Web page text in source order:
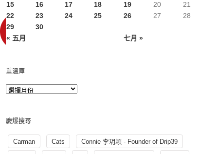
« 五月 七月 »
15
16 17 18 19 20
21
22
23 24 25 26 27
28
29
30
重溫庫
慶爆搜尋
Carman Cats Connie 李玥穎 - Founder of Drip39